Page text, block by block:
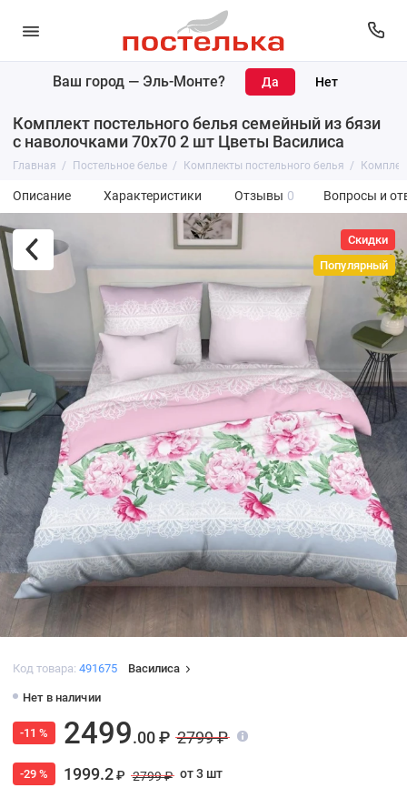
Ваш город — Эль-Монте?
Комплект постельного белья семейный из бязи
с наволочками 70х70 2 шт Цветы Василиса
Главная Постельное белье Комплекты постельного белья
Описание Характеристики Отзывы 0 Вопросы и
Скидки
Популярный
Код товара: 491675 Василиса
Нет в наличии
-11 % 2499.00 ₽ 2799 ₽
-29 % 1999.2₽ 2799 ₽ от 3 шт